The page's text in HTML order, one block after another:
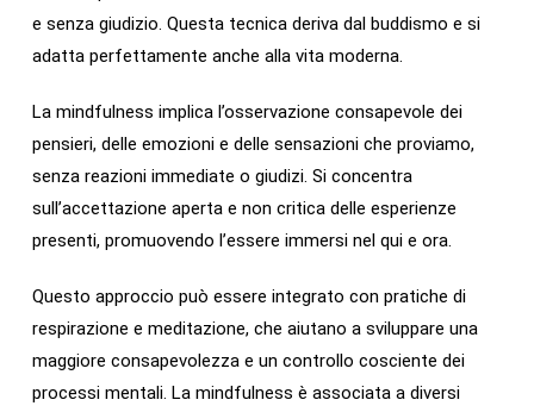
e senza giudizio. Questa tecnica deriva dal buddismo e si
adatta perfettamente anche alla vita moderna.
La mindfulness implica l’osservazione consapevole dei
pensieri, delle emozioni e delle sensazioni che proviamo,
senza reazioni immediate o giudizi. Si concentra
sull’accettazione aperta e non critica delle esperienze
presenti, promuovendo l’essere immersi nel qui e ora.
Questo approccio può essere integrato con pratiche di
respirazione e meditazione, che aiutano a sviluppare una
maggiore consapevolezza e un controllo cosciente dei
processi mentali. La mindfulness è associata a diversi